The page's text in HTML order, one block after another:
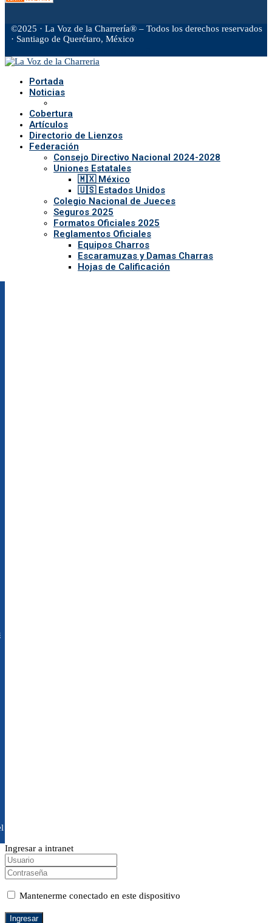
©2025 · La Voz de la Charrería® – Todos los derechos reservados
· Santiago de Querétaro, México
Portada
Noticias
Cobertura
Artículos
Directorio de Lienzos
Federación
Consejo Directivo Nacional 2024-2028
Uniones Estatales
🇲🇽 México
🇺🇸 Estados Unidos
Colegio Nacional de Jueces
Seguros 2025
Formatos Oficiales 2025
Reglamentos Oficiales
Equipos Charros
Escaramuzas y Damas Charras
Hojas de Calificación
Ingresar a intranet
Mantenerme conectado en este dispositivo